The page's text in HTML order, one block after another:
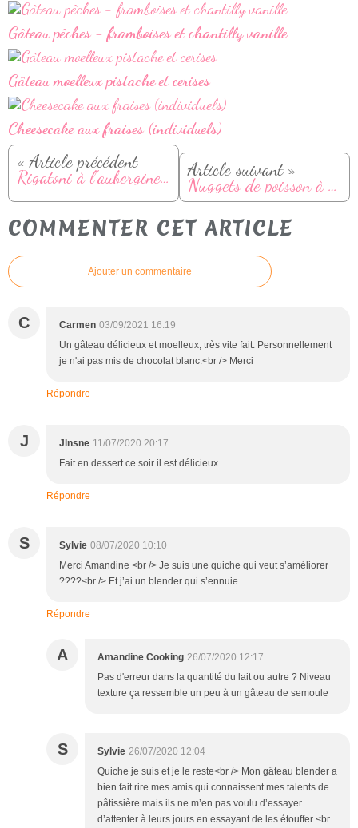
Gâteau pêches - framboises et chantilly vanille
Gâteau moelleux pistache et cerises
Cheesecake aux fraises (individuels)
« Article précédent
Rigatoni à l'aubergine, coppa et burrata Article suivant »
Nuggets de poisson à la noix de coco (recette facile et croustillante)
COMMENTER CET ARTICLE
Ajouter un commentaire
C Carmen 03/09/2021 16:19
Un gâteau délicieux et moelleux, très vite fait. Personnellement
je n'ai pas mis de chocolat blanc.<br /> Merci
Répondre
J Jlnsne 11/07/2020 20:17
Fait en dessert ce soir il est délicieux
Répondre
S Sylvie 08/07/2020 10:10
Merci Amandine <br /> Je suis une quiche qui veut s’améliorer
????<br /> Et j’ai un blender qui s’ennuie
Répondre
A Amandine Cooking 26/07/2020 12:17
Pas d'erreur dans la quantité du lait ou autre ? Niveau
texture ça ressemble un peu à un gâteau de semoule
S Sylvie 26/07/2020 12:04
Quiche je suis et je le reste<br /> Mon gâteau blender a
bien fait rire mes amis qui connaissent mes talents de
pâtissière mais ils ne m’en pas voulu d’essayer
d’attenter à leurs jours en essayant de les étouffer <br